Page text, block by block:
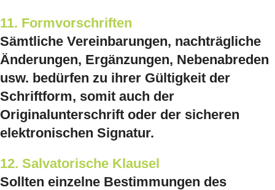
11. Formvorschriften
Sämtliche Vereinbarungen, nachträgliche
Änderungen, Ergänzungen, Nebenabreden
usw. bedürfen zu ihrer Gültigkeit der
Schriftform, somit auch der
Originalunterschrift oder der sicheren
elektronischen Signatur.
12. Salvatorische Klausel
Sollten einzelne Bestimmungen des